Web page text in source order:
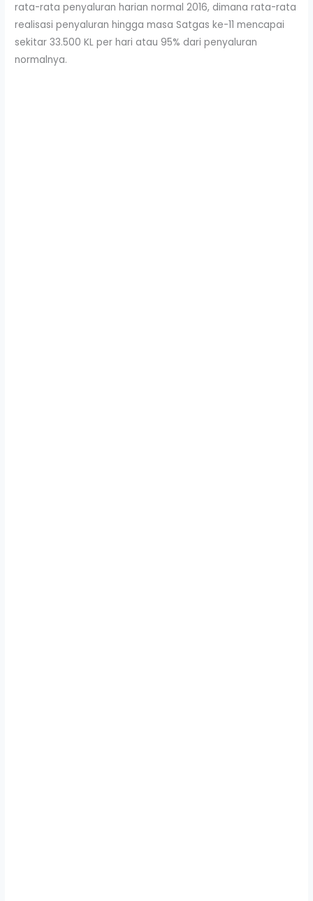
rata-rata penyaluran harian normal 2016, dimana rata-rata
realisasi penyaluran hingga masa Satgas ke-11 mencapai
sekitar 33.500 KL per hari atau 95% dari penyaluran
normalnya.